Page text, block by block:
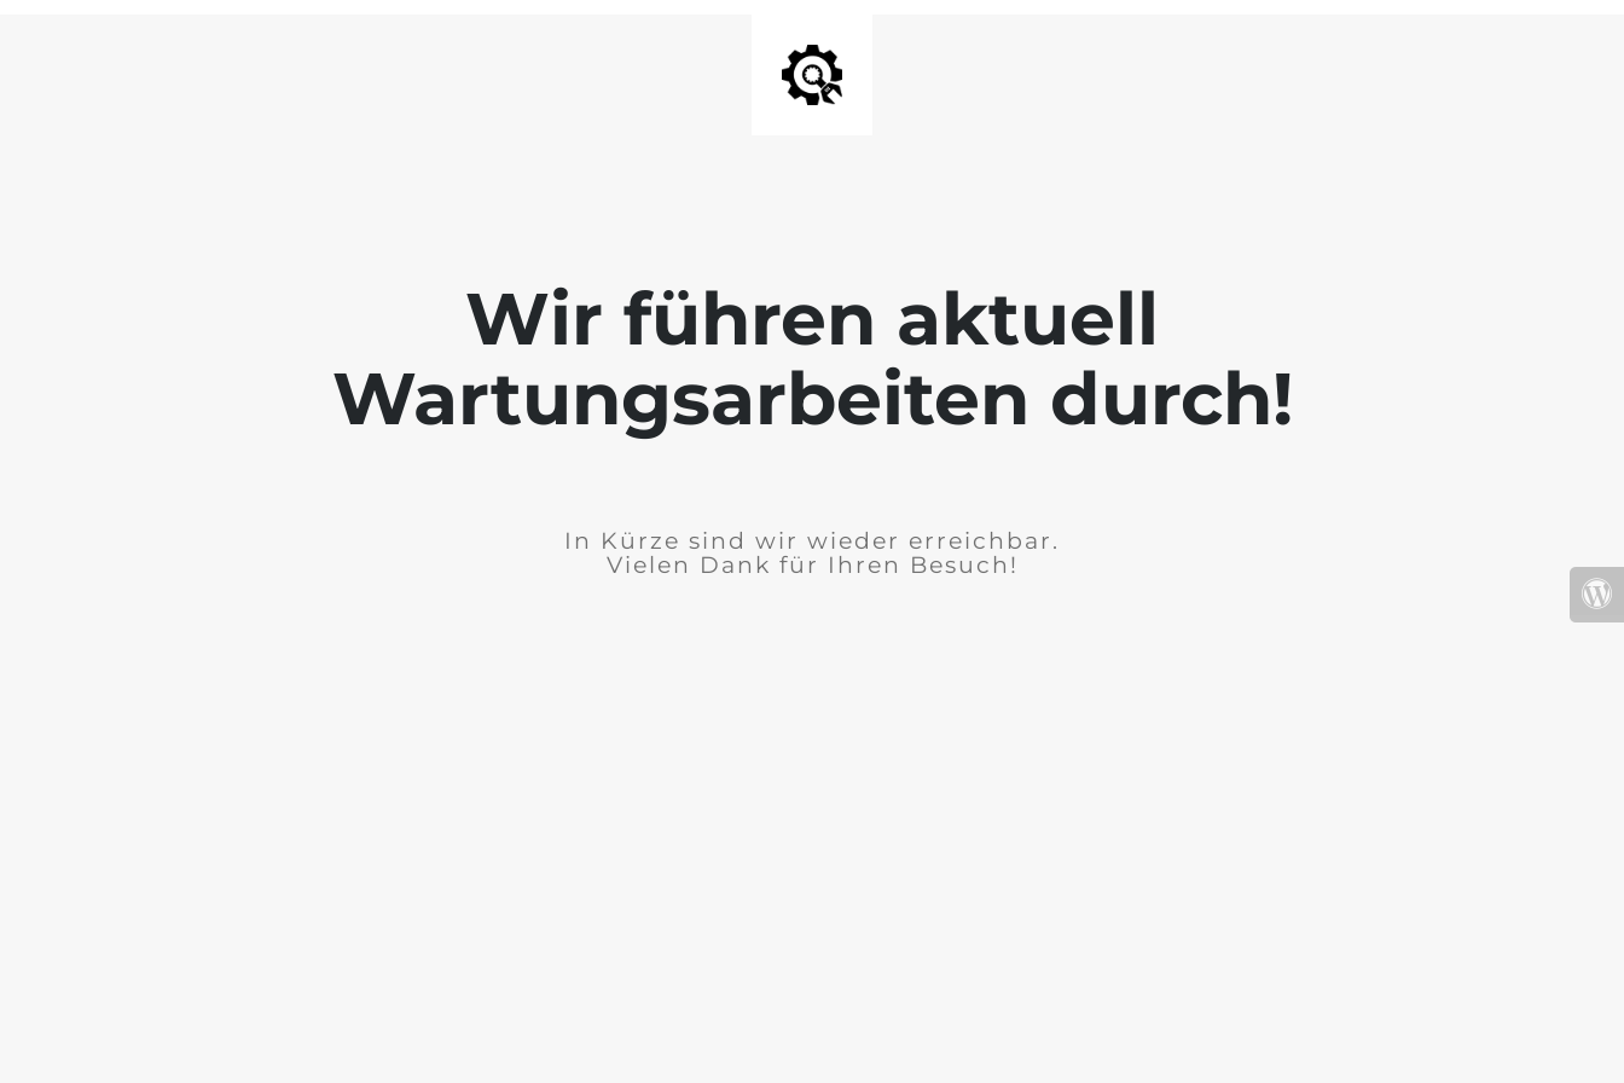
Wir führen aktuell
Wartungsarbeiten durch!
In Kürze sind wir wieder erreichbar.
Vielen Dank für Ihren Besuch!